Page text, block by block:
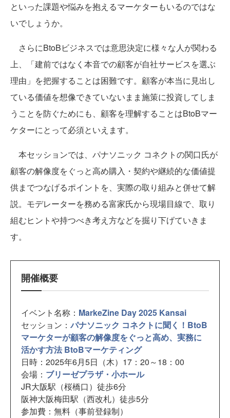
といった課題や悩みを抱えるマーケターもいるのではな
いでしょうか。
さらにBtoBビジネスでは意思決定に様々な人が関わる
上、「建前ではなく本音での顧客が自社サービスを選ぶ
理由」を把握することは困難です。顧客が本当に見出し
ている価値を想像できていないまま施策に投資してしま
うことを防ぐためにも、顧客を理解することはBtoBマー
ケターにとって必須といえます。
本セッションでは、パナソニック コネクトの関口氏が
顧客の解像度をぐっと高め購入・契約や継続的な価値提
供までつなげるポイントを、実際の取り組みと併せて解
説。モデレーターを務める富家氏から現場目線で、取り
組むヒントや持つべき考え方などを掘り下げていきま
す。
開催概要
イベント名称： MarkeZine Day 2025 Kansai
セッション： パナソニック コネクトに聞く！BtoB
マーケターが顧客の解像度をぐっと高め、実務に
活かす方法 BtoBマーケティング
日時：2025年6月5日（木）17：20～18：00
会場： ブリーゼプラザ・小ホール
JR大阪駅（桜橋口）徒歩6分
阪神大阪梅田駅（西改札）徒歩5分
参加費：無料（事前登録制）